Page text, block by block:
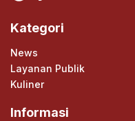
Kategori
News
Layanan Publik
Kuliner
Informasi